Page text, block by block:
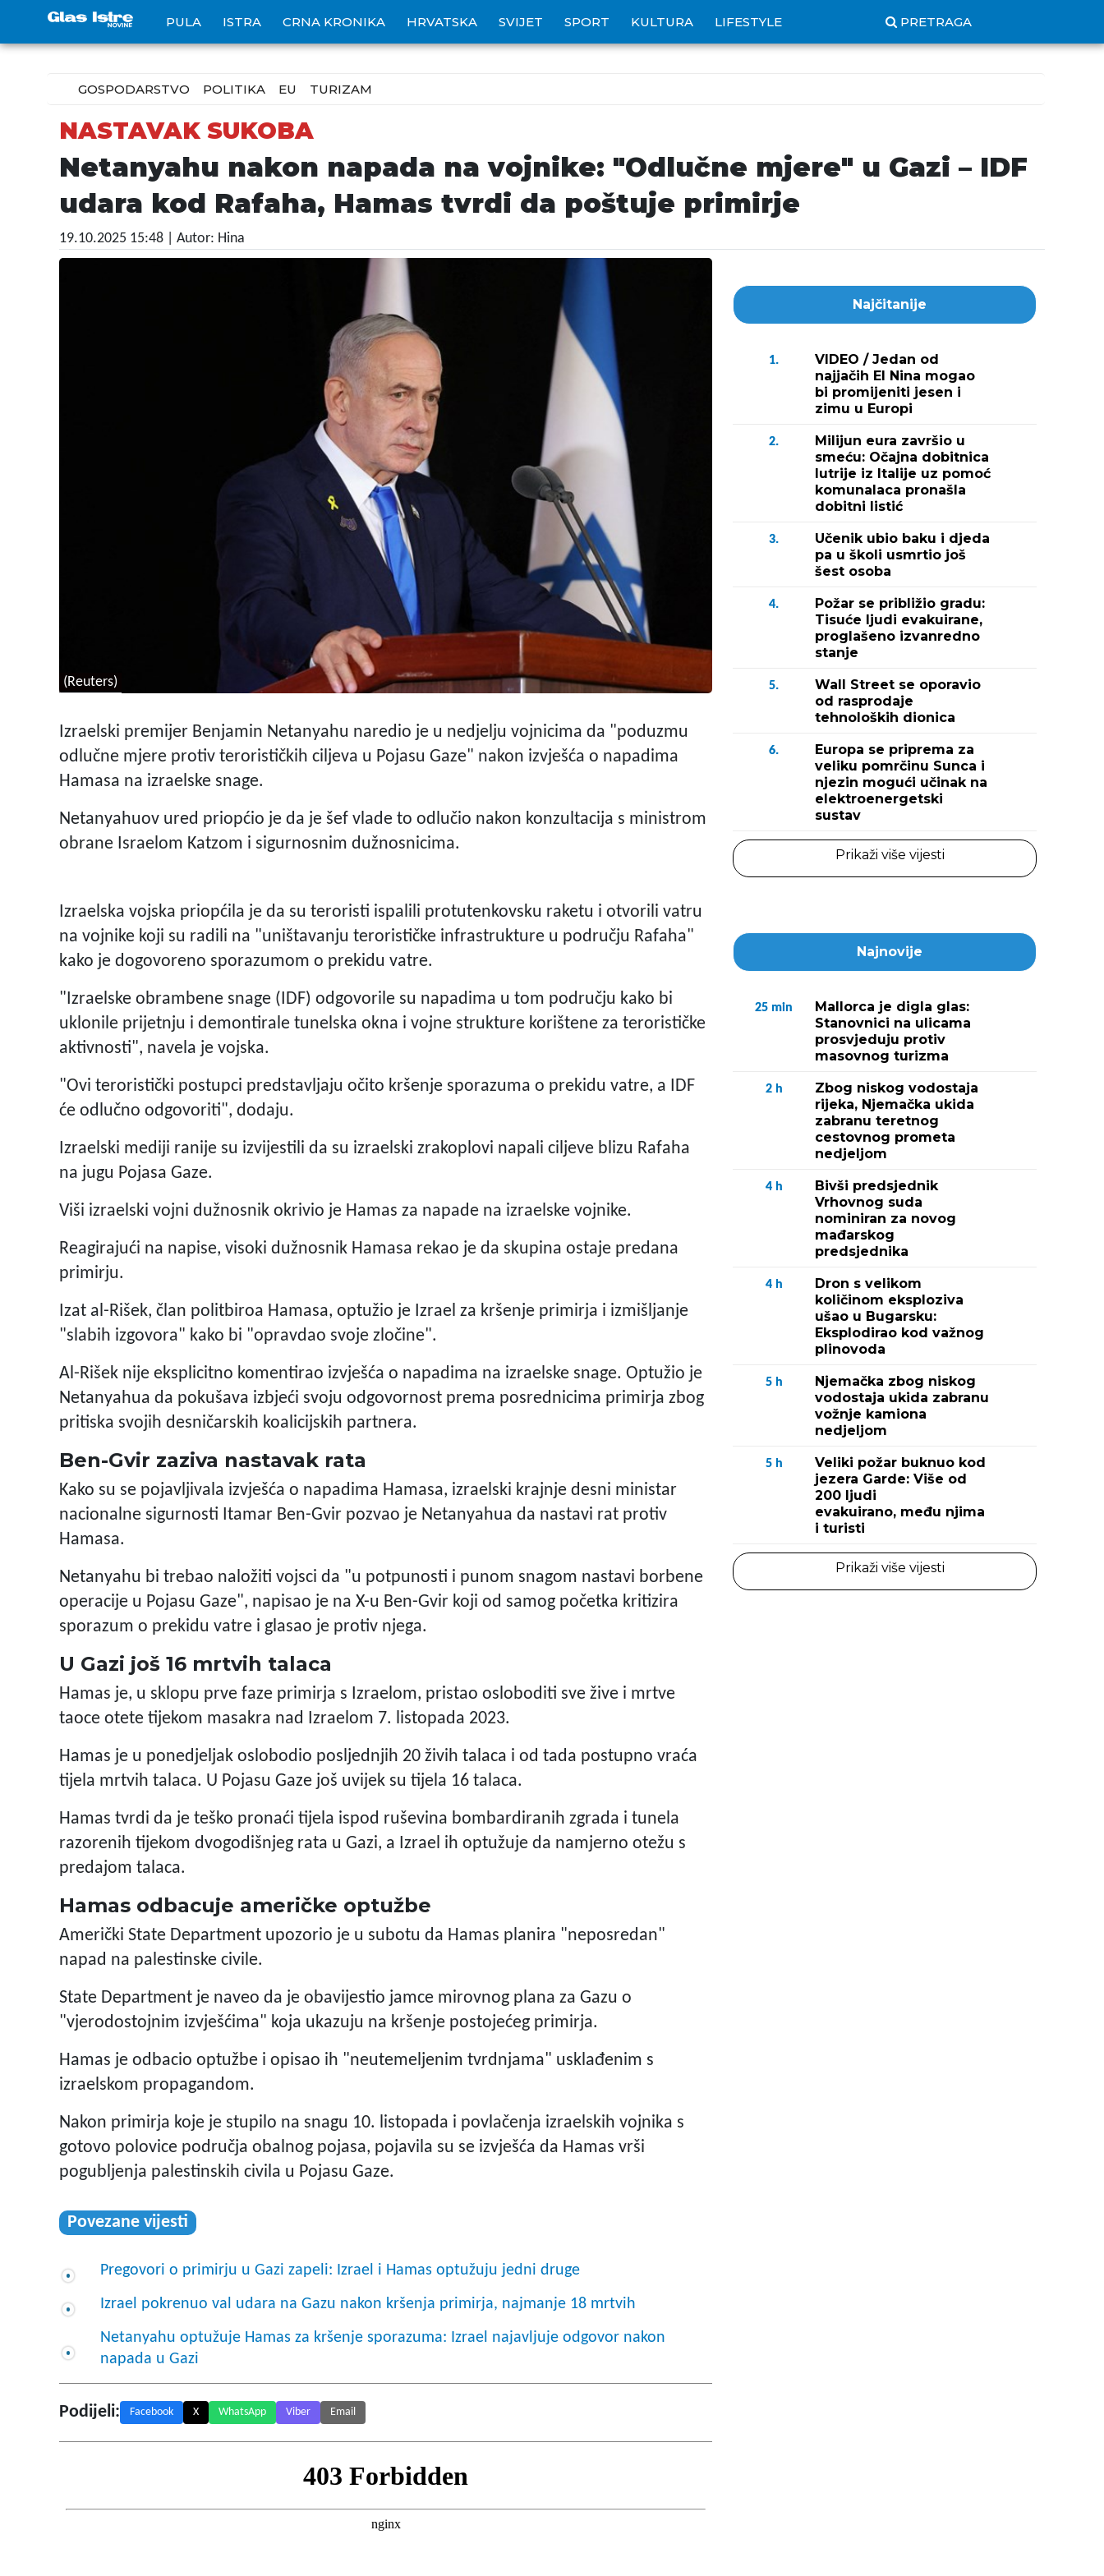
PULA ISTRA CRNA KRONIKA HRVATSKA SVIJET SPORT KULTURA LIFESTYLE PRETRAGA
GOSPODARSTVO POLITIKA EU TURIZAM
NASTAVAK SUKOBA
Netanyahu nakon napada na vojnike: "Odlučne mjere" u Gazi – IDF
udara kod Rafaha, Hamas tvrdi da poštuje primirje
19.10.2025 15:48 | Autor: Hina
(Reuters)
Izraelski premijer Benjamin Netanyahu naredio je u nedjelju vojnicima da "poduzmu
odlučne mjere protiv terorističkih ciljeva u Pojasu Gaze" nakon izvješća o napadima
Hamasa na izraelske snage.
Netanyahuov ured priopćio je da je šef vlade to odlučio nakon konzultacija s ministrom
obrane Israelom Katzom i sigurnosnim dužnosnicima.
Izraelska vojska priopćila je da su teroristi ispalili protutenkovsku raketu i otvorili vatru
na vojnike koji su radili na "uništavanju terorističke infrastrukture u području Rafaha"
kako je dogovoreno sporazumom o prekidu vatre.
"Izraelske obrambene snage (IDF) odgovorile su napadima u tom području kako bi
uklonile prijetnju i demontirale tunelska okna i vojne strukture korištene za terorističke
aktivnosti", navela je vojska.
"Ovi teroristički postupci predstavljaju očito kršenje sporazuma o prekidu vatre, a IDF
će odlučno odgovoriti", dodaju.
Izraelski mediji ranije su izvijestili da su izraelski zrakoplovi napali ciljeve blizu Rafaha
na jugu Pojasa Gaze.
Viši izraelski vojni dužnosnik okrivio je Hamas za napade na izraelske vojnike.
Reagirajući na napise, visoki dužnosnik Hamasa rekao je da skupina ostaje predana
primirju.
Izat al-Rišek, član politbiroa Hamasa, optužio je Izrael za kršenje primirja i izmišljanje
"slabih izgovora" kako bi "opravdao svoje zločine".
Al-Rišek nije eksplicitno komentirao izvješća o napadima na izraelske snage. Optužio je
Netanyahua da pokušava izbjeći svoju odgovornost prema posrednicima primirja zbog
pritiska svojih desničarskih koalicijskih partnera.
Ben-Gvir zaziva nastavak rata
Kako su se pojavljivala izvješća o napadima Hamasa, izraelski krajnje desni ministar
nacionalne sigurnosti Itamar Ben-Gvir pozvao je Netanyahua da nastavi rat protiv
Hamasa.
Netanyahu bi trebao naložiti vojsci da "u potpunosti i punom snagom nastavi borbene
operacije u Pojasu Gaze", napisao je na X-u Ben-Gvir koji od samog početka kritizira
sporazum o prekidu vatre i glasao je protiv njega.
U Gazi još 16 mrtvih talaca
Hamas je, u sklopu prve faze primirja s Izraelom, pristao osloboditi sve žive i mrtve
taoce otete tijekom masakra nad Izraelom 7. listopada 2023.
Hamas je u ponedjeljak oslobodio posljednjih 20 živih talaca i od tada postupno vraća
tijela mrtvih talaca. U Pojasu Gaze još uvijek su tijela 16 talaca.
Hamas tvrdi da je teško pronaći tijela ispod ruševina bombardiranih zgrada i tunela
razorenih tijekom dvogodišnjeg rata u Gazi, a Izrael ih optužuje da namjerno otežu s
predajom talaca.
Hamas odbacuje američke optužbe
Američki State Department upozorio je u subotu da Hamas planira "neposredan"
napad na palestinske civile.
State Department je naveo da je obavijestio jamce mirovnog plana za Gazu o
"vjerodostojnim izvješćima" koja ukazuju na kršenje postojećeg primirja.
Hamas je odbacio optužbe i opisao ih "neutemeljenim tvrdnjama" usklađenim s
izraelskom propagandom.
Nakon primirja koje je stupilo na snagu 10. listopada i povlačenja izraelskih vojnika s
gotovo polovice područja obalnog pojasa, pojavila su se izvješća da Hamas vrši
pogubljenja palestinskih civila u Pojasu Gaze.
Povezane vijesti
Pregovori o primirju u Gazi zapeli: Izrael i Hamas optužuju jedni druge
Izrael pokrenuo val udara na Gazu nakon kršenja primirja, najmanje 18 mrtvih
Netanyahu optužuje Hamas za kršenje sporazuma: Izrael najavljuje odgovor nakon
napada u Gazi
Podijeli: Facebook X WhatsApp Viber Email
Najčitanije
1.
VIDEO / Jedan od
najjačih El Nina mogao
bi promijeniti jesen i
zimu u Europi
2.
Milijun eura završio u
smeću: Očajna dobitnica
lutrije iz Italije uz pomoć
komunalaca pronašla
dobitni listić
3.
Učenik ubio baku i djeda
pa u školi usmrtio još
šest osoba
4.
Požar se približio gradu:
Tisuće ljudi evakuirane,
proglašeno izvanredno
stanje
5.
Wall Street se oporavio
od rasprodaje
tehnoloških dionica
6.
Europa se priprema za
veliku pomrčinu Sunca i
njezin mogući učinak na
elektroenergetski
sustav
Prikaži više vijesti
Najnovije
25 min
Mallorca je digla glas:
Stanovnici na ulicama
prosvjeduju protiv
masovnog turizma
2 h
Zbog niskog vodostaja
rijeka, Njemačka ukida
zabranu teretnog
cestovnog prometa
nedjeljom
4 h
Bivši predsjednik
Vrhovnog suda
nominiran za novog
mađarskog
predsjednika
4 h
Dron s velikom
količinom eksploziva
ušao u Bugarsku:
Eksplodirao kod važnog
plinovoda
5 h
Njemačka zbog niskog
vodostaja ukida zabranu
vožnje kamiona
nedjeljom
5 h
Veliki požar buknuo kod
jezera Garde: Više od
200 ljudi
evakuirano, među njima
i turisti
Prikaži više vijesti